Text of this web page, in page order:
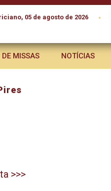
05 de agosto de 2026 •
MISSAS NOTÍCIAS
>>>